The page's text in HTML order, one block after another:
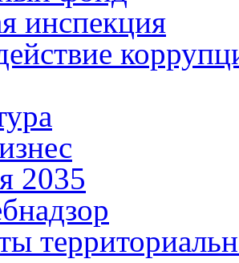
инспекция
2035